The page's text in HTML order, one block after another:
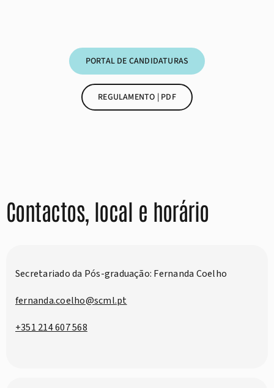
PORTAL DE CANDIDATURAS
REGULAMENTO | PDF
Contactos, local e horário
Secretariado da Pós-graduação: Fernanda Coelho
fernanda.coelho@scml.pt
+351 214 607 568